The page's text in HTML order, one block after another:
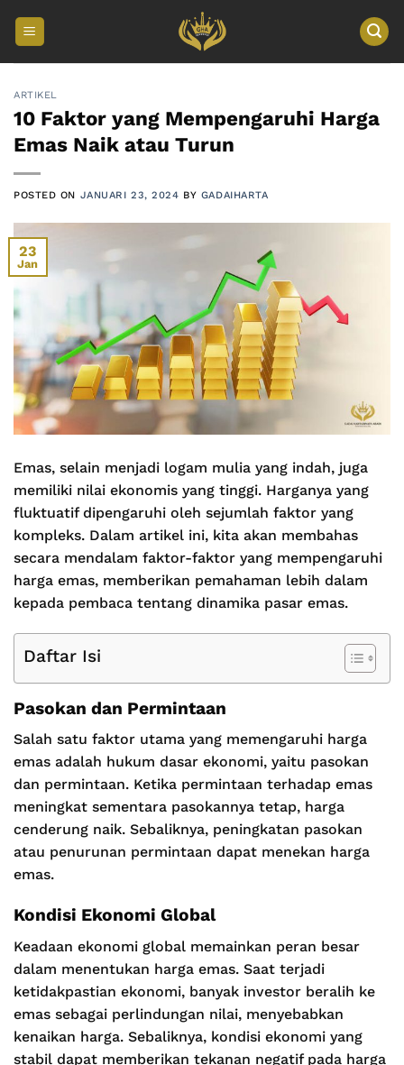
ARTIKEL
10 Faktor yang Mempengaruhi Harga
Emas Naik atau Turun
POSTED ON JANUARI 23, 2024 BY GADAIHARTA
23
Jan
Emas, selain menjadi logam mulia yang indah, juga
memiliki nilai ekonomis yang tinggi. Harganya yang
fluktuatif dipengaruhi oleh sejumlah faktor yang
kompleks. Dalam artikel ini, kita akan membahas
secara mendalam faktor-faktor yang mempengaruhi
harga emas, memberikan pemahaman lebih dalam
kepada pembaca tentang dinamika pasar emas.
Daftar Isi
Pasokan dan Permintaan
Salah satu faktor utama yang memengaruhi harga
emas adalah hukum dasar ekonomi, yaitu pasokan
dan permintaan. Ketika permintaan terhadap emas
meningkat sementara pasokannya tetap, harga
cenderung naik. Sebaliknya, peningkatan pasokan
atau penurunan permintaan dapat menekan harga
emas.
Kondisi Ekonomi Global
Keadaan ekonomi global memainkan peran besar
dalam menentukan harga emas. Saat terjadi
ketidakpastian ekonomi, banyak investor beralih ke
emas sebagai perlindungan nilai, menyebabkan
kenaikan harga. Sebaliknya, kondisi ekonomi yang
stabil dapat memberikan tekanan negatif pada harga